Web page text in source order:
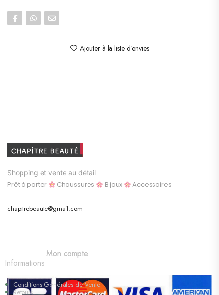
Ajouter à la liste d’envies
Shopping et vente au détail
Prêt à porter Chaussures Bijoux Accessoires
chapitrebeaute@gmail.com
Mon compte
Informations
Conditions Générales de Vente
Retours